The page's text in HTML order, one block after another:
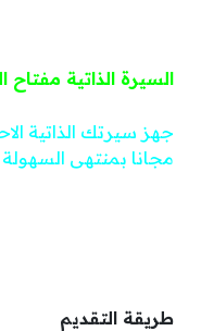
السيرة الذاتية مفتاح
جهز سيرتك الذاتية
مجانا بمنتهى
طريقة التقديم